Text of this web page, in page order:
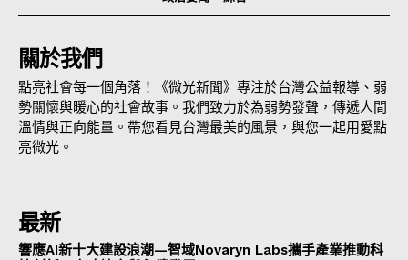
關於我們
點亮社會每一個角落！《微光新聞》專注於台灣公益報導、弱
勢關懷與暖心的社會故事。我們致力於為弱勢發聲，傳遞人間
溫情與正向能量。帶您看見台灣最美的風景，與您一起用愛點
亮微光。
最新
響應AI新十大建設浪潮—智域Novaryn Labs攜手產業推動科